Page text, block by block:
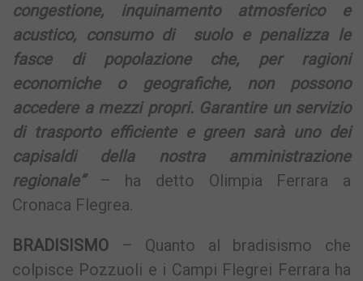
congestione, inquinamento atmosferico e
acustico, consumo di suolo e penalizza le
fasce di popolazione che, per ragioni
economiche o geografiche, non possono
accedere a mezzi propri. Garantire un servizio
di trasporto efficiente e green sarà uno dei
capisaldi della nostra amministrazione
regionale”– ha detto Olimpia Ferrara a
Cronaca Flegrea.
BRADISISMO – Quanto al bradisismo che
colpisce Pozzuoli e i Campi Flegrei Ferrara ha